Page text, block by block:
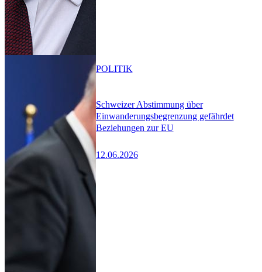
Schweizer Abstimmung über
Einwanderungsbegrenzung gefährdet
Beziehungen zur EU
12.06.2026
POLITIK